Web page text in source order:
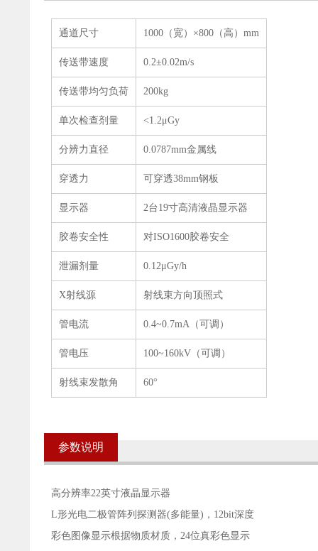
通道尺寸 1000（宽）×800（高）mm
传送带速度 0.2±0.02m/s
传送带均匀负荷 200kg
单次检查剂量 <1.2μGy
分辨力直径 0.0787mm金属线
穿透力 可穿透38mm钢板
显示器 2台19寸高清液晶显示器
胶卷安全性 对ISO1600胶卷安全
泄漏剂量 0.12μGy/h
X射线源 射线束方向顶照式
管电流 0.4~0.7mA（可调）
管电压 100~160kV（可调）
射线束发散角 60°
参数说明
高分辨率22英寸液晶显示器
L形光电二极管阵列探测器(多能量)，12bit深度
彩色图像显示根据物质材质，24位真彩色显示